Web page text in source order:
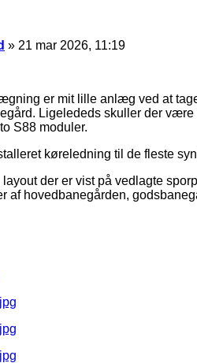
» 21 mar 2026, 11:19
er mit lille anlæg ved at
Ligelededs skuller der
S88 moduler.
køreledning til de fleste
der er vist på vedlagte
af hovedbanegården,